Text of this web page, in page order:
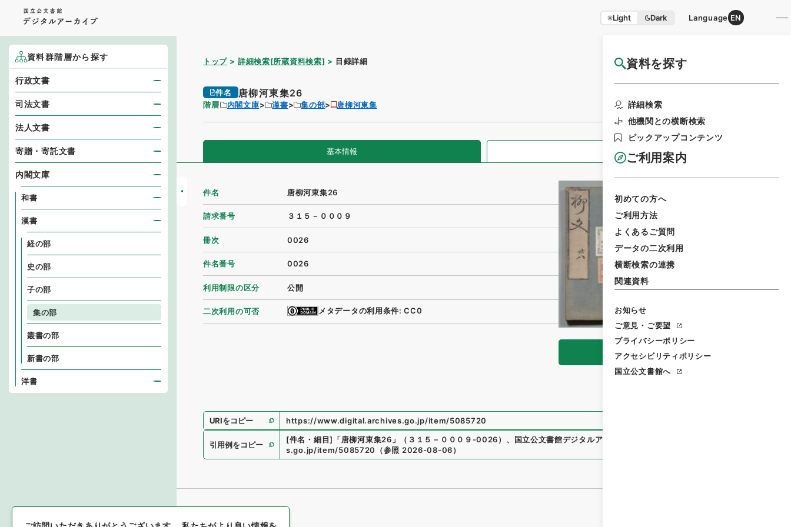
Light Dark Language EN
資料を探す
詳細検索
他機関との横断検索
ピックアップコンテンツ
ご利用案内
初めての方へ
ご利用方法
よくあるご質問
データの二次利用
横断検索の連携
関連資料
お知らせ
ご意見・ご要望
プライバシーポリシー
アクセシビリティポリシー
国立公文書館へ
トップ 詳細検索[所蔵資料検索] 目録詳細 国立公文書館HP利用案内
件名 唐柳河東集26
階層 内閣文庫 漢書 集の部 唐柳河東集
基本情報 全ての情報
閲覧
件名 唐柳河東集26
請求番号 ３１５－０００９
冊次 0026
件名番号 0026
利用制限の区分 公開
二次利用の可否 メタデータの利用条件: CC0
URIをコピー https://www.digital.archives.go.jp/item/5085720
引用例をコピー
[件名・細目] 「唐柳河東集26 」 （ ３１５－０００９-0026） 、 国立公文書館デジタルアーカイブ
s.go.jp/item/5085720
（参照 2026-08-06）
資料群階層から探す
行政文書
司法文書
法人文書
寄贈・寄託文書
内閣文庫
和書
漢書
経の部
史の部
子の部
集の部
叢書の部
新書の部
洋書